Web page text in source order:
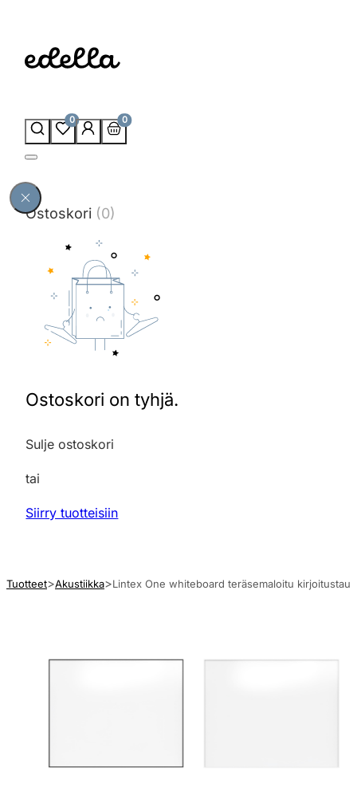
0 0
Ostoskori (0)
Ostoskori on tyhjä.
Sulje ostoskori
tai
Siirry tuotteisiin
Tuotteet Akustiikka Lintex One whiteboard teräsemaloitu